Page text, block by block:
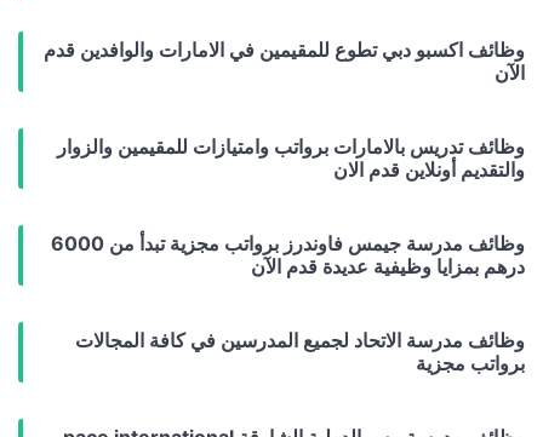
وظائف اكسبو دبي تطوع للمقيمين في الامارات والوافدين قدم
الآن
وظائف تدريس بالامارات برواتب وامتيازات للمقيمين والزوار
والتقديم أونلاين قدم الان
وظائف مدرسة جيمس فاوندرز برواتب مجزية تبدأ من 6000
درهم بمزايا وظيفية عديدة قدم الآن
وظائف مدرسة الاتحاد لجميع المدرسين في كافة المجالات
برواتب مجزية